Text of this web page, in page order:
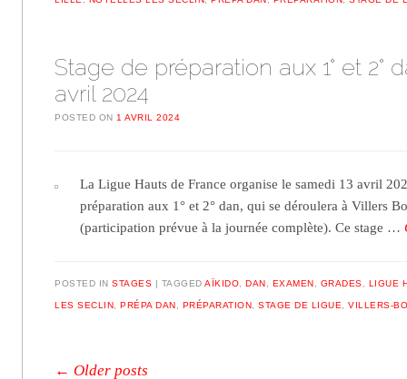
Stage de préparation aux 1° et 2°
avril 2024
POSTED ON 1 AVRIL 2024
La Ligue Hauts de France organise le samedi 13 avril
préparation aux 1° et 2° dan, qui se déroulera à Villers
(participation prévue à la journée complète). Ce stage …
POSTED INSTAGES TAGGEDAÏKIDO ,DAN EXAMEN GRADES LIGUE
LES SECLIN ,PRÉPA DAN PRÉPARATION ,STAGE DE LIGUE ,VILLERS-
Post navigation
← Older posts